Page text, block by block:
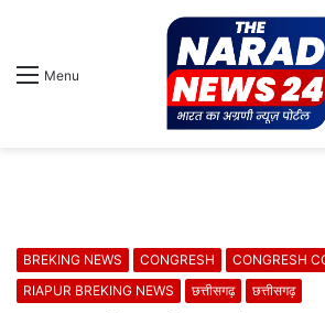
Menu
BREKING NEWS CONGRESH CONGRESH
RIAPUR BREKING NEWS
छत्तीसगढ़ छत्तीसगढ़